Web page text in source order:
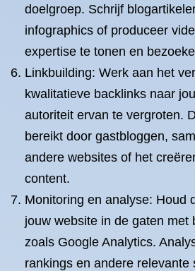
doelgroep. Schrijf
infographics of produceer
expertise te tonen en
Linkbuilding: Werk aan het
kwalitatieve backlinks naar
autoriteit ervan te vergroten.
bereikt door gastbloggen,
andere websites of het
content.
Monitoring en analyse: Houd
jouw website in de gaten met
zoals Google Analytics.
rankings en andere relevante